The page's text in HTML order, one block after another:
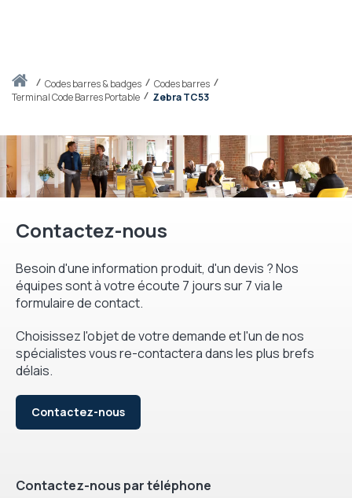
Accueilcodes barres & badges
Codes barres
Terminal Code Barres Portable
Zebra TC53
Contactez-nous
Besoin d'une information produit, d'un devis ? Nos
équipes sont à votre écoute 7 jours sur 7 via le
formulaire de contact.
Choisissez l'objet de votre demande et l'un de nos
spécialistes vous re-contactera dans les plus brefs
délais.
Contactez-nous
Contactez-nous par téléphone